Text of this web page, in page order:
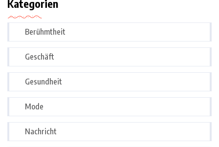
Kategorien
Berühmtheit
Geschäft
Gesundheit
Mode
Nachricht